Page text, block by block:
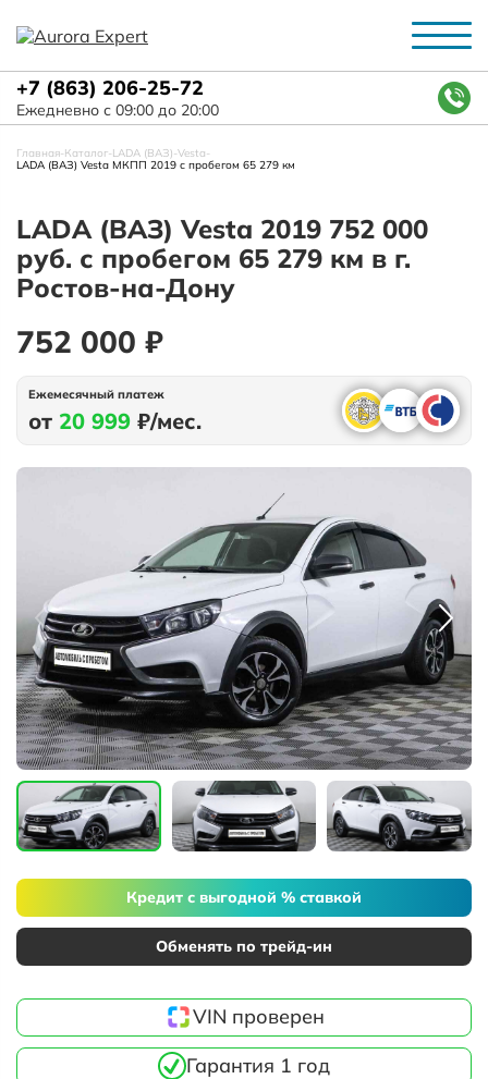
+7 (863) 206-25-72
Ежедневно с 09:00 до 20:00
Главная-Каталог-LADA (ВАЗ)-Vesta-
LADA (ВАЗ) Vesta МКПП 2019 с пробегом 65 279 км
LADA (ВАЗ) Vesta 2019 752 000
руб. с пробегом 65 279 км в г.
Ростов-на-Дону
752 000 ₽
Ежемесячный платеж
от 20 999 ₽/мес.
Кредит с выгодной % ставкой
Обменять по трейд-ин
VIN проверен
Гарантия 1 год